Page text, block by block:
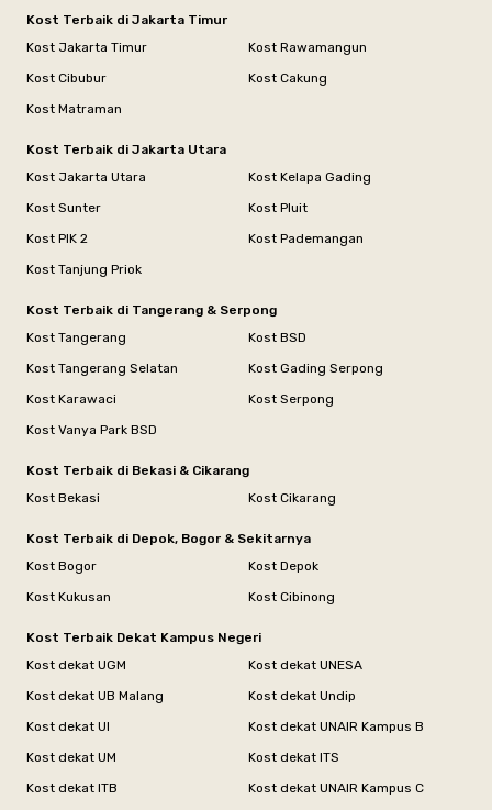
Kost Terbaik di Jakarta Timur
Kost Jakarta Timur
Kost Rawamangun
Kost Cibubur
Kost Cakung
Kost Matraman
Kost Terbaik di Jakarta Utara
Kost Jakarta Utara
Kost Kelapa Gading
Kost Sunter
Kost Pluit
Kost PIK 2
Kost Pademangan
Kost Tanjung Priok
Kost Terbaik di Tangerang & Serpong
Kost Tangerang
Kost BSD
Kost Tangerang Selatan
Kost Gading Serpong
Kost Karawaci
Kost Serpong
Kost Vanya Park BSD
Kost Terbaik di Bekasi & Cikarang
Kost Bekasi
Kost Cikarang
Kost Terbaik di Depok, Bogor & Sekitarnya
Kost Bogor
Kost Depok
Kost Kukusan
Kost Cibinong
Kost Terbaik Dekat Kampus Negeri
Kost dekat UGM
Kost dekat UNESA
Kost dekat UB Malang
Kost dekat Undip
Kost dekat UI
Kost dekat UNAIR Kampus B
Kost dekat UM
Kost dekat ITS
Kost dekat ITB
Kost dekat UNAIR Kampus C